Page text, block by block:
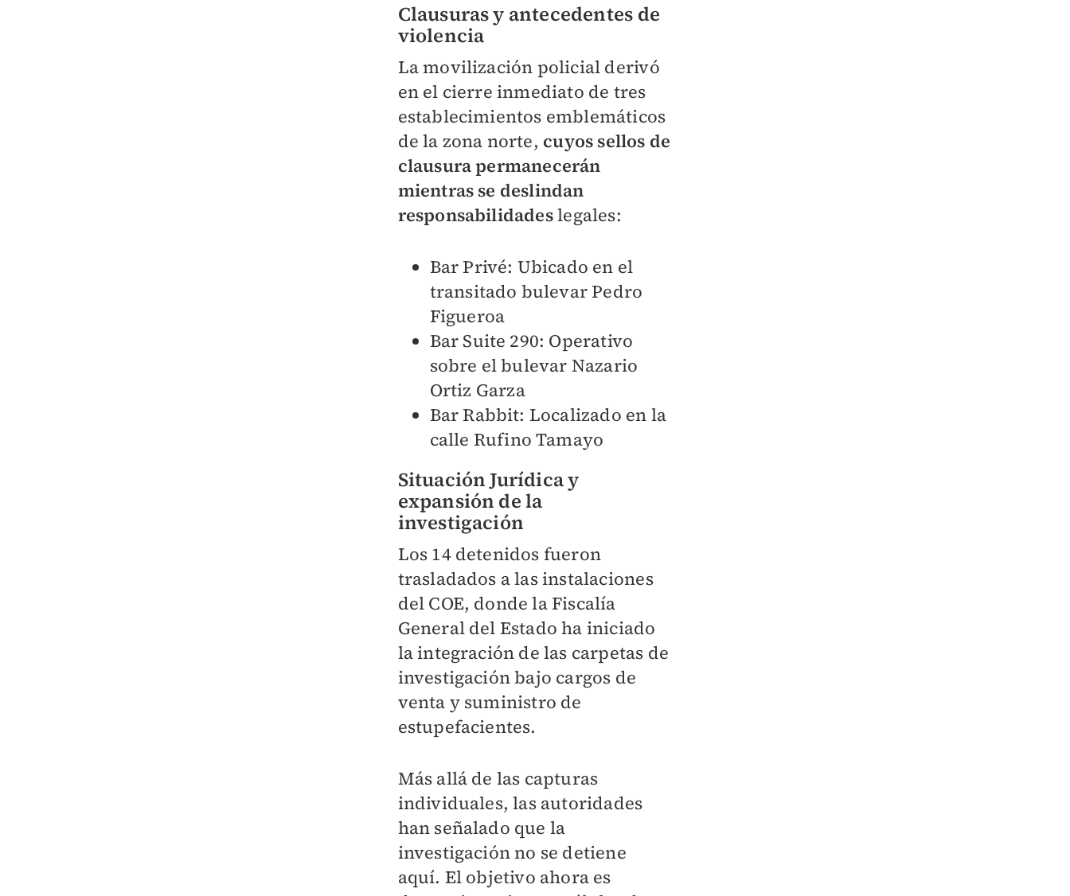
Clausuras y antecedentes de
violencia
La movilización policial derivó
en el cierre inmediato de tres
establecimientos emblemáticos
de la zona norte, cuyos sellos de
clausura permanecerán
mientras se deslindan
responsabilidadeslegales:
Bar Privé: Ubicado en el
transitado bulevar Pedro
Figueroa
Bar Suite 290: Operativo
sobre el bulevar Nazario
Ortiz Garza
Bar Rabbit: Localizado en la
calle Rufino Tamayo
Situación Jurídica y
expansión de la
investigación
Los 14 detenidos fueron
trasladados a las instalaciones
del COE, donde la Fiscalía
General del Estado ha iniciado
la integración de las carpetas de
investigación bajo cargos de
venta y suministro de
estupefacientes.
Más allá de las capturas
individuales, las autoridades
han señalado que la
investigación no se detiene
aquí. El objetivo ahora es